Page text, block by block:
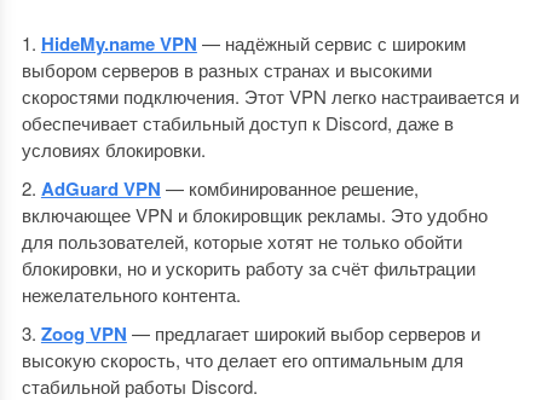
HideMy.name VPN — надёжный сервис с широким
выбором серверов в разных странах и высокими
скоростями подключения. Этот VPN легко настраивается и
обеспечивает стабильный доступ к Discord, даже в
условиях блокировки.
AdGuard VPN — комбинированное решение,
включающее VPN и блокировщик рекламы. Это удобно
для пользователей, которые хотят не только обойти
блокировки, но и ускорить работу за счёт фильтрации
нежелательного контента.
Zoog VPN — предлагает широкий выбор серверов и
высокую скорость, что делает его оптимальным для
стабильной работы Discord.